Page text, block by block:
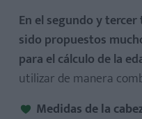
En el segundo y
sido propuestos
para el cálculo de la
utilizar de manera
Medidas de la